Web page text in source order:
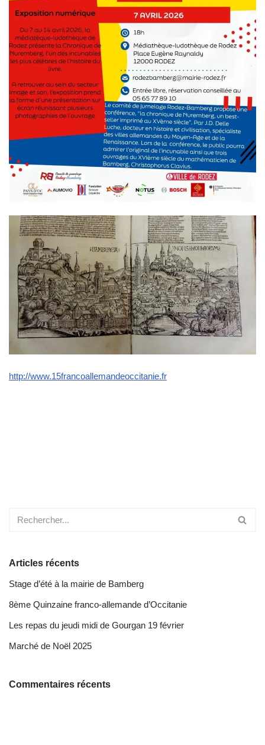
http://www.15francoallemandeoccitanie.fr
Articles récents
Stage d’été à la mairie de Bamberg
8ème Quinzaine franco-allemande d’Occitanie
Les repas du jeudi midi de Gourgan 19 février
Marché de Noël 2025
Commentaires récents